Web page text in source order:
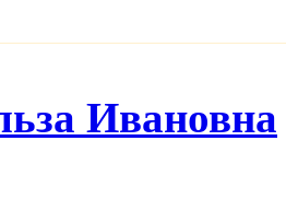
Ивановна